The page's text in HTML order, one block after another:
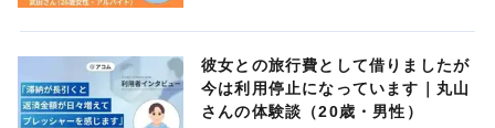
彼女との旅行費として借りましたが
今は利用停止になっています｜丸山
さんの体験談（20歳・男性）